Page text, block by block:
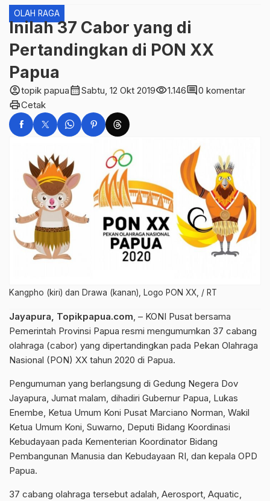
OLAH RAGA
Inilah 37 Cabor yang di
Pertandingkan di PON XX
Papua
account_circletopik papuacalendar_monthSabtu, 12 Okt 2019visibility1.146comment0 komentar
printCetak
Kangpho (kiri) dan Drawa (kanan), Logo PON XX, / RT
Jayapura, Topikpapua.com, – KONI Pusat bersama
Pemerintah Provinsi Papua resmi mengumumkan 37 cabang
olahraga (cabor) yang dipertandingkan pada Pekan Olahraga
Nasional (PON) XX tahun 2020 di Papua.
Pengumuman yang berlangsung di Gedung Negera Dov
Jayapura, Jumat malam, dihadiri Gubernur Papua, Lukas
Enembe, Ketua Umum Koni Pusat Marciano Norman, Wakil
Ketua Umum Koni, Suwarno, Deputi Bidang Koordinasi
Kebudayaan pada Kementerian Koordinator Bidang
Pembangunan Manusia dan Kebudayaan RI, dan kepala OPD
Papua.
37 cabang olahraga tersebut adalah, Aerosport, Aquatic,